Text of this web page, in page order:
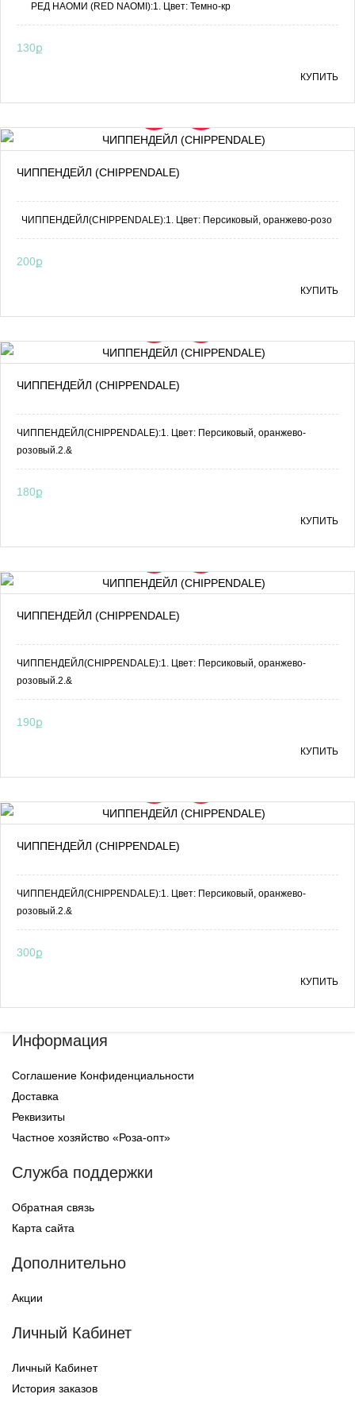
РЕД НАОМИ (RED NAOMI):1. Цвет: Темно-кр
130ք
КУПИТЬ
ЧИППЕНДЕЙЛ (CHIPPENDALE)
ЧИППЕНДЕЙЛ(CHIPPENDALE):1. Цвет: Персиковый, оранжево-розо
200ք
КУПИТЬ
ЧИППЕНДЕЙЛ (CHIPPENDALE)
ЧИППЕНДЕЙЛ(CHIPPENDALE):1. Цвет: Персиковый, оранжево-
розовый.2.&
180ք
КУПИТЬ
ЧИППЕНДЕЙЛ (CHIPPENDALE)
ЧИППЕНДЕЙЛ(CHIPPENDALE):1. Цвет: Персиковый, оранжево-
розовый.2.&
190ք
КУПИТЬ
ЧИППЕНДЕЙЛ (CHIPPENDALE)
ЧИППЕНДЕЙЛ(CHIPPENDALE):1. Цвет: Персиковый, оранжево-
розовый.2.&
300ք
КУПИТЬ
Информация
Соглашение Конфиденциальности
Доставка
Реквизиты
Частное хозяйство «Роза-опт»
Служба поддержки
Обратная связь
Карта сайта
Дополнительно
Акции
Личный Кабинет
Личный Кабинет
История заказов